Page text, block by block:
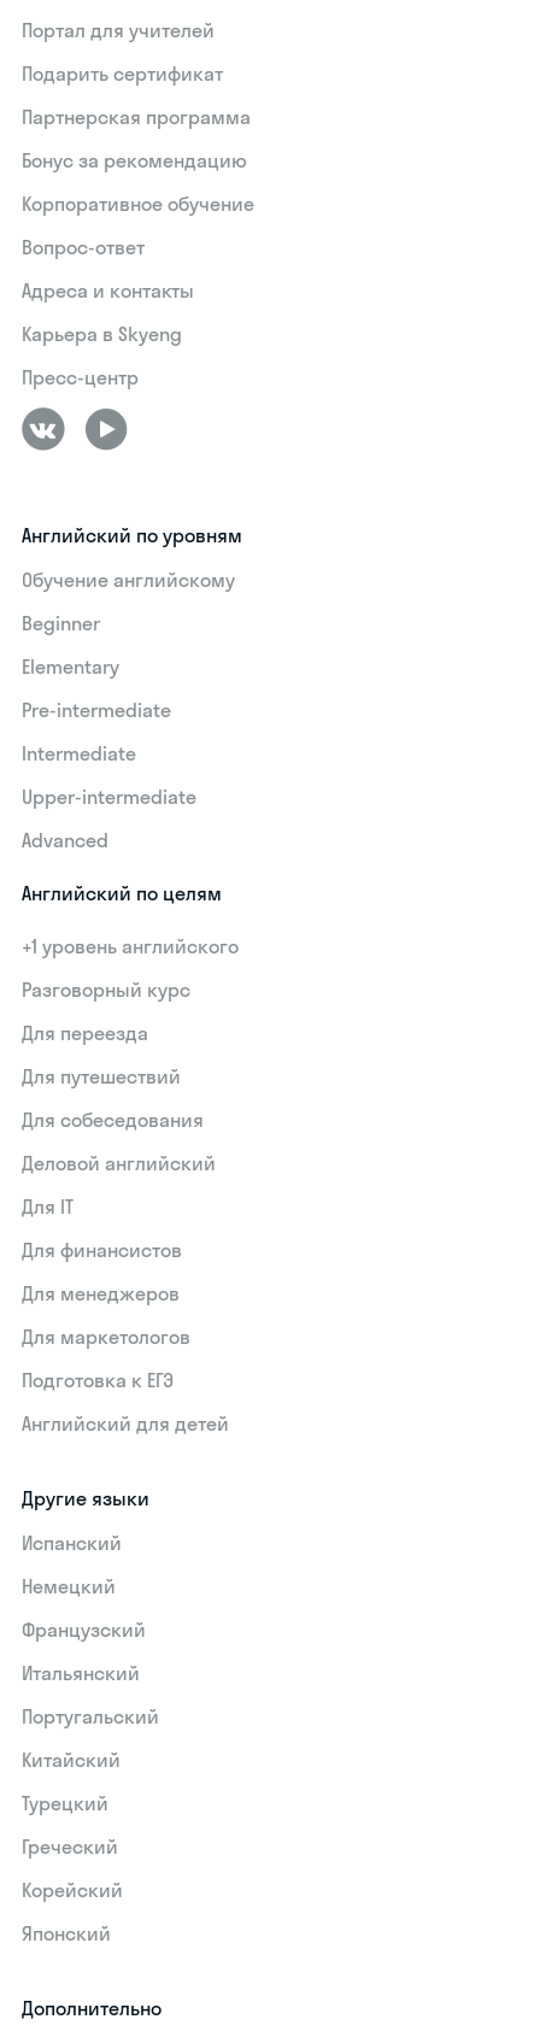
Портал для учителей
Подарить сертификат
Партнерская программа
Бонус за рекомендацию
Корпоративное обучение
Вопрос-ответ
Адреса и контакты
Карьера в Skyeng
Пресс-центр
Английский по уровням
Обучение английскому
Beginner
Elementary
Pre-intermediate
Intermediate
Upper-intermediate
Advanced
Английский по целям
+1 уровень английского
Разговорный курс
Для переезда
Для путешествий
Для собеседования
Деловой английский
Для IT
Для финансистов
Для менеджеров
Для маркетологов
Подготовка к ЕГЭ
Английский для детей
Другие языки
Испанский
Немецкий
Французский
Итальянский
Португальский
Китайский
Турецкий
Греческий
Корейский
Японский
Дополнительно